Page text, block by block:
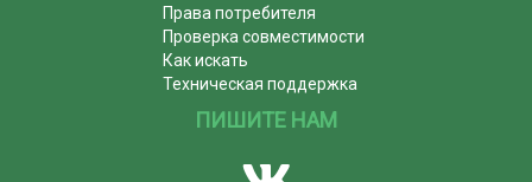
Права потребителя
Проверка совместимости
Как искать
Техническая поддержка
ПИШИТЕ НАМ